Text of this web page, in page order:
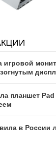
игровой
планшет Pad
в России